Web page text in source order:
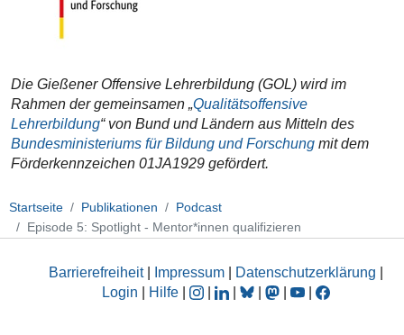
Die Gießener Offensive Lehrerbildung (GOL) wird im
Rahmen der gemeinsamen „Qualitätsoffensive
Lehrerbildung“ von Bund und Ländern aus Mitteln des
Bundesministeriums für Bildung und Forschungmit dem
Förderkennzeichen 01JA1929 gefördert.
Startseite Publikationen
Podcast
Episode 5: Spotlight - Mentor*innen qualifizieren
Barrierefreiheit| Impressum Datenschutzerklärung
Login
Hilfe